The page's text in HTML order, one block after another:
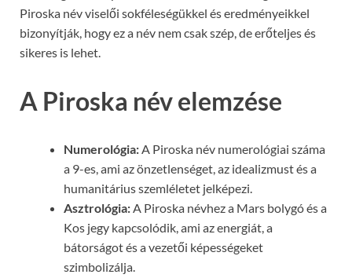
Piroska név viselői sokféleségükkel és eredményeikkel
bizonyítják, hogy ez a név nem csak szép, de erőteljes és
sikeres is lehet.
A Piroska név elemzése
Numerológia:A Piroska név numerológiai száma
a 9-es, ami az önzetlenséget, az idealizmust és a
humanitárius szemléletet jelképezi.
Asztrológia:A Piroska névhez a Mars bolygó és a
Kos jegy kapcsolódik, ami az energiát, a
bátorságot és a vezetői képességeket
szimbolizálja.